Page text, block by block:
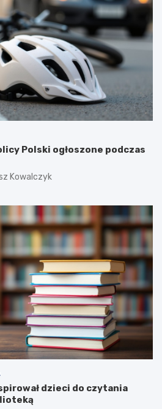
Polski ogłoszone podczas
Kowalczyk
dzieci do czytania